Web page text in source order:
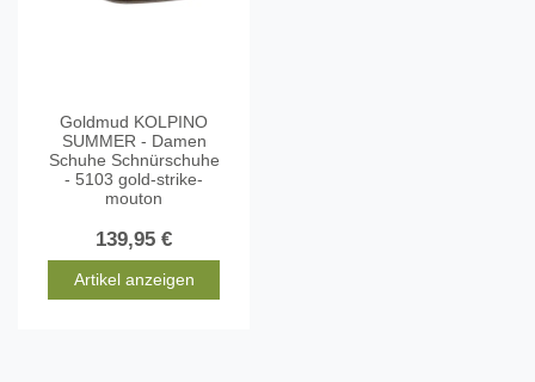
Goldmud KOLPINO
SUMMER - Damen
Schuhe Schnürschuhe
- 5103 gold-strike-
mouton
139,95 €
Artikel anzeigen